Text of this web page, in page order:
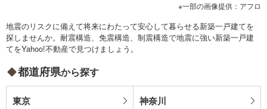
一部の画像提供：アフロ
地震のリスクに備えて将来にわたって安心して暮らせる新築一戸建てを
探しませんか。耐震構造、免震構造、制震構造で地震に強い新築一戸建
てをYahoo!不動産で見つけましょう。
都道府県から探す
東京 神奈川